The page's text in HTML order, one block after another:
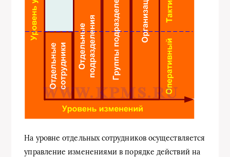
На уровне отдельных сотрудников осуществляется
управление изменениями в порядке действий на